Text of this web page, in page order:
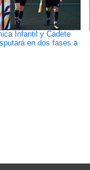
Infantil y Cadete
en dos fases a